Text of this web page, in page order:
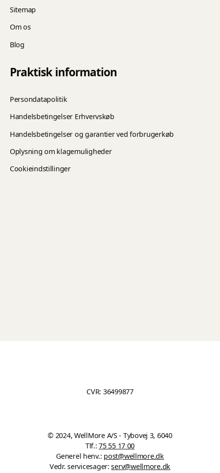
Sitemap
Om os
Blog
Praktisk information
Persondatapolitik
Handelsbetingelser Erhvervskøb
Handelsbetingelser og garantier ved forbrugerkøb
Oplysning om klagemuligheder
Cookieindstillinger
CVR: 36499877
© 2024, WellMore A/S - Tybovej 3, 6040
Tlf.:75 55 17 00
Generel henv.: post@wellmore.dk
Vedr. servicesager:serv@wellmore.dk